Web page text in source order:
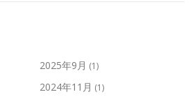
2025年9月 (1)
2024年11月 (1)